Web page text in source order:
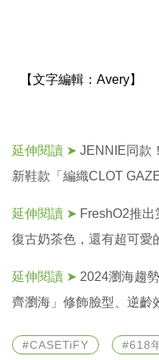
【文字編輯： Avery】
延伸閱讀 ➤ JENNIE同款
新鞋款「編織CLOT
延伸閱讀 ➤ FreshO2推
復古奶茶色，還有超可愛
延伸閱讀 ➤ 2024瀏海趨
齊瀏海」修飾臉型、逆齡
#CASETiFY #618